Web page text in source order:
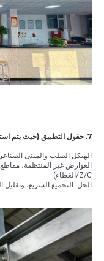
7. حقول التطبيق (حيث يتم استخدامها)
الهيكل الصلب والمبنى
العوارض غير المنتظمة،
Z/C/الغطاء)
الحل: التجميع السريع،